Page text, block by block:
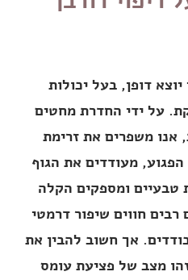
דופן, בעל יכולות
על ידי החדרת מחטים
אנו משפרים את זרימת
מעודדים את הגוף
טבעיים ומספקים הקלה
חווים שיפור דרמטי
אך חשוב להבין את
מצב של פציעת עומס